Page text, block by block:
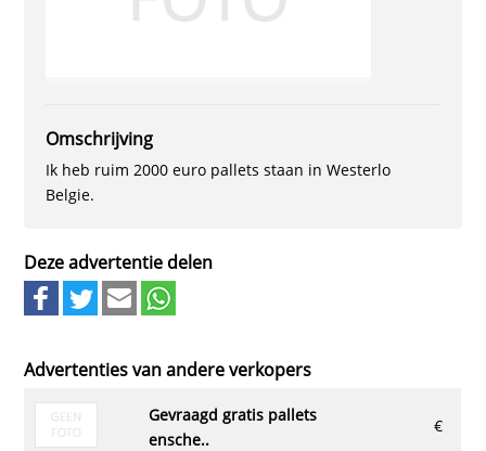
Omschrijving
Ik heb ruim 2000 euro pallets staan in Westerlo
Belgie.
Deze advertentie delen
Advertenties van andere verkopers
€
gevraagd gratis pallets
ensche..